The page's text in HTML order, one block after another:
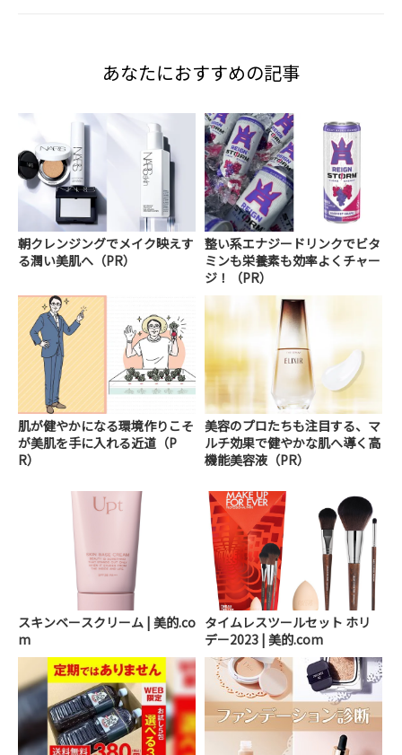
あなたにおすすめの記事
朝クレンジングでメイク映えす
る潤い美肌へ（PR）
整い系エナジードリンクでビタ
ミンも栄養素も効率よくチャー
ジ！（PR）
肌が健やかになる環境作りこそ
が美肌を手に入れる近道（P
R）
美容のプロたちも注目する、マ
ルチ効果で健やかな肌へ導く高
機能美容液（PR）
スキンベースクリーム | 美的.co
m
タイムレスツールセット ホリ
デー2023 | 美的.com